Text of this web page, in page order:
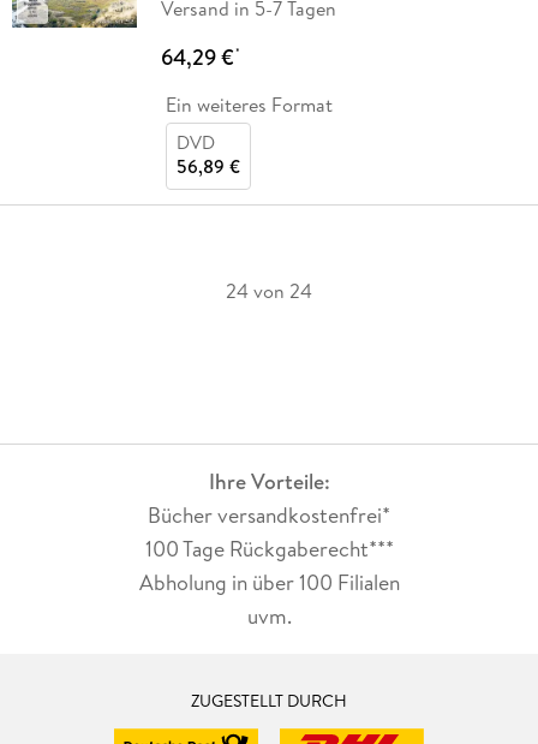
Versand in 5-7 Tagen
64,29 €*
Ein weiteres Format
DVD
56,89 €
24 von 24
Ihre Vorteile:
Bücher versandkostenfrei*
100 Tage Rückgaberecht***
Abholung in über 100 Filialen
uvm.
ZUGESTELLT DURCH